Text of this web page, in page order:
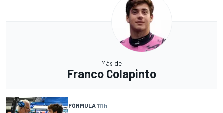
Más de
Franco Colapinto
FÓRMULA 111 h